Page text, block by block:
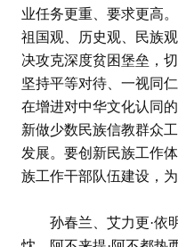
业任务更重、要求更高
祖国观、历史观、民族
决攻克深度贫困堡垒，
坚持平等对待、一视同
在增进对中华文化认同
新做少数民族信教群众
发展。要创新民族工作
族工作干部队伍建设，
孙春兰、艾力更·依